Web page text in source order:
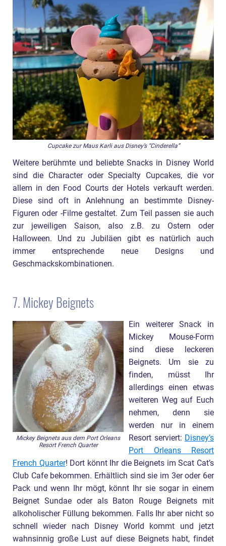
Cupcake zur Maus Karli aus Disney’s “Cinderella”
Weitere berühmte und beliebte Snacks in Disney World
sind die Character oder Specialty Cupcakes, die vor
allem in den Food Courts der Hotels verkauft werden.
Diese sind oft in Anlehnung an bestimmte Disney-
Figuren oder -Filme gestaltet. Zum Teil passen sie auch
zur jeweiligen Saison, also z.B. zu Ostern oder
Halloween. Und zu Jubiläen gibt es natürlich auch
immer entsprechende neue Designs und
Geschmackskombinationen.
7. Mickey Beignets
Mickey Beignets aus dem Port Orleans
Resort French Quarter
Ein weiterer Snack in
Mickey Mouse-Form
sind diese leckeren
Beignets. Um sie zu
finden, müsst Ihr
allerdings einen etwas
weiteren Weg auf Euch
nehmen, denn sie
werden nur in einem
Resort serviert: Disney’s
Port Orleans Resort
French Quarter! Dort könnt Ihr die Beignets im Scat Cat’s
Club Cafe bekommen. Erhältlich sind sie im 3er oder 6er
Pack und wenn Ihr mögt, könnt Ihr sie sogar in einem
Beignet Sundae oder als Baton Rouge Beignets mit
alkoholischer Füllung bekommen. Falls Ihr aber nicht so
schnell wieder nach Disney World kommt und jetzt
wahnsinnig große Lust auf diese Beignets habt, findet